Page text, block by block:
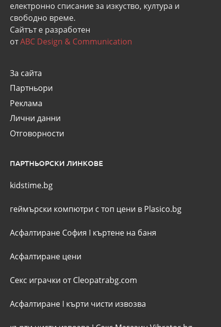
eлектронно списание за изкуство, култура и
свободно време.
Сайтът е разработен
отABC Design & Communication
За сайта
Партньори
Реклама
Лични данни
Отговорности
ПАРТНЬОРСКИ ЛИНКОВЕ
kidstime.bg
геймърски компютри с топ цени в Plasico.bg
Асфалтиране София I къртене на баня
Асфалтиране цени
Секс играчки от Cleopatrabg.com
Асфалтиране I кърти чисти извозва